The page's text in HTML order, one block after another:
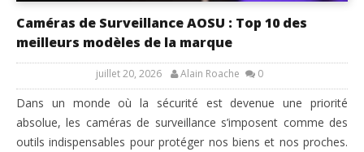
Caméras de Surveillance AOSU : Top 10 des
meilleurs modèles de la marque
juillet 20, 2026 Alain Roache 0
Dans un monde où la sécurité est devenue une priorité
absolue, les caméras de surveillance s’imposent comme des
outils indispensables pour protéger nos biens et nos proches.